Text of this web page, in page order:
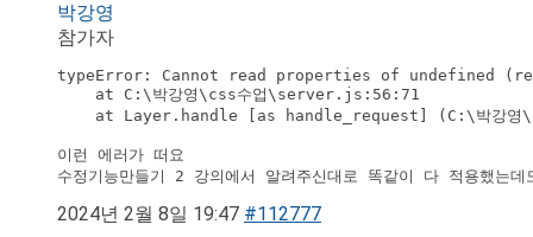
박강영
참가자
typeError: Cannot read properties of undefined
    at C:\박강영\css수업\server.js:56:71
at Layer.handle [as handle_request] (C:\박강
이런 에러가 떠요
수정기능만들기 2 강의에서 알려주신대로 똑같이 다 적용했는
2024년 2월 8일 19:47 #112777